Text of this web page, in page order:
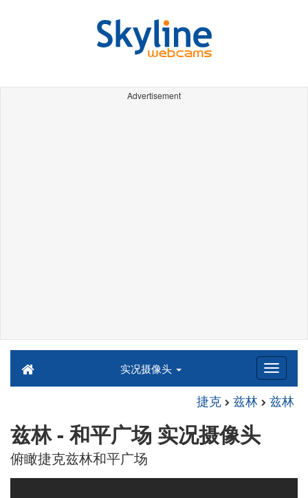
Advertisement
实况摄像头
捷克 兹林 兹林
兹林 - 和平广场 实况摄像头
俯瞰捷克兹林和平广场